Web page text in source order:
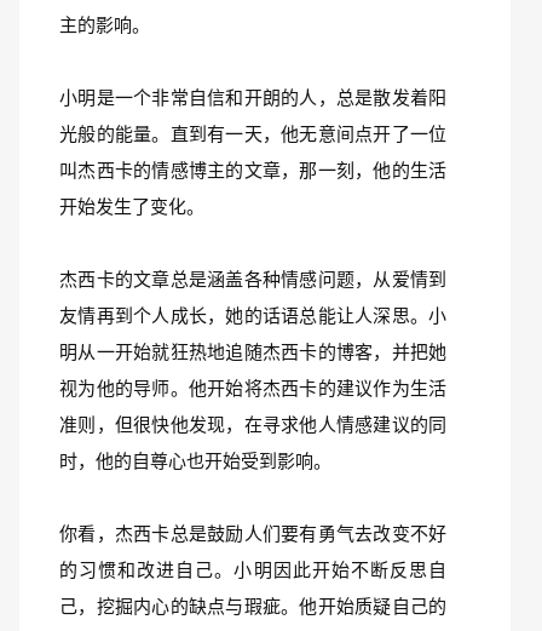
主的影响。
小明是一个非常自信和开朗的人，总是散发着阳
光般的能量。直到有一天，他无意间点开了一位
叫杰西卡的情感博主的文章，那一刻，他的生活
开始发生了变化。
杰西卡的文章总是涵盖各种情感问题，从爱情到
友情再到个人成长，她的话语总能让人深思。小
明从一开始就狂热地追随杰西卡的博客，并把她
视为他的导师。他开始将杰西卡的建议作为生活
准则，但很快他发现，在寻求他人情感建议的同
时，他的自尊心也开始受到影响。
你看，杰西卡总是鼓励人们要有勇气去改变不好
的习惯和改进自己。小明因此开始不断反思自
己，挖掘内心的缺点与瑕疵。他开始质疑自己的